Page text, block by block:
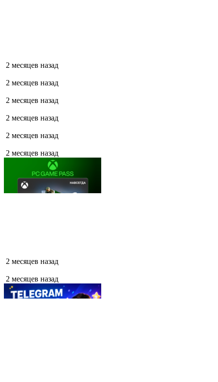
2 месяцев назад
2 месяцев назад
2 месяцев назад
2 месяцев назад
2 месяцев назад
2 месяцев назад
2 месяцев назад
2 месяцев назад